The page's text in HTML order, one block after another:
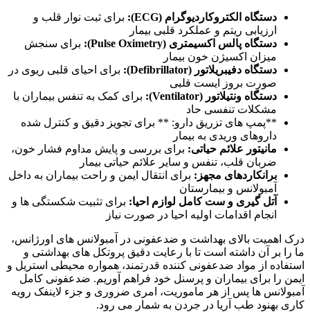
دستگاه الکتروکاردیوگرام (ECG):
برای ثبت نوار قلب و
ارزیابی ریتم و عملکرد قلبی بیمار
دستگاه پالس اکسیمتری (Pulse Oximetry):
برای سنجش
میزان اکسیژن خون بیمار
دستگاه دفیبریلاتور (Defibrillator):
برای احیای قلبی ریوی در
صورت بروز ایست قلبی
دستگاه ونتیلاتور (Ventilator):
برای کمک به تنفس بیماران با
مشکلات تنفسی حاد
**پمپ های تزریق دارو: ** برای تجویز دقیق و کنترل شده
داروهای وریدی به بیمار
مانیتور علائم حیاتی: برای بررسی و پایش مداوم فشار خون،
ضربان قلب، تنفس و سایر علائم حیاتی بیمار
برانکاردهای مجهز : برای انتقال ایمن و راحت بیماران به داخل
آمبولانس و بیمارستان
آتل گیری و ست کامل لوازم احیا: برای تثبیت شکستگی ها و
انجام اقدامات اولیه احیا در صورت نیاز
درک اهمیت بالای بهداشت و ضدعفونی در آمبولانس های اورژانس،
ما را بر آن داشته است تا با رعایت دقیق پروتکل های بهداشتی و
استفاده از مواد ضدعفونی کننده قدرتمند، همواره محیطی استریل و
ایمن را برای بیماران و پرسنل خود فراهم آوریم. ضدعفونی کامل
آمبولانس ها پس از هر ماموریت، امری ضروری و جزء لاینفک رویه
کاری بهنود طب آریا در جردن به شمار می رود.